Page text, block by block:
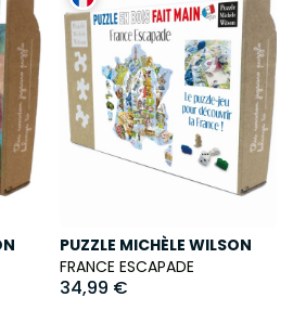
PUZZLE MICHÈLE WILSON
FRANCE ESCAPADE
34,99 €